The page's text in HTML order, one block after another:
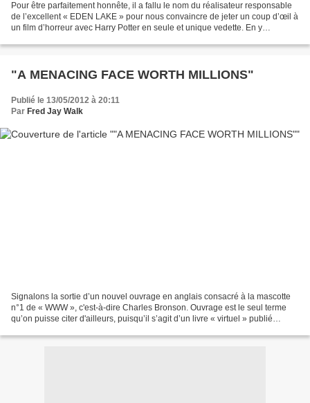
Pour être parfaitement honnête, il a fallu le nom du réalisateur responsable
de l’excellent « EDEN LAKE » pour nous convaincre de jeter un coup d’œil à
un film d’horreur avec Harry Potter en seule et unique vedette. En y
"A MENACING FACE WORTH MILLIONS"
Publié le 13/05/2012 à 20:11
Par Fred Jay Walk
Signalons la sortie d’un nouvel ouvrage en anglais consacré à la mascotte
n°1 de « WWW », c'est-à-dire Charles Bronson. Ouvrage est le seul terme
qu’on puisse citer d'ailleurs, puisqu’il s’agit d’un livre « virtuel » publié